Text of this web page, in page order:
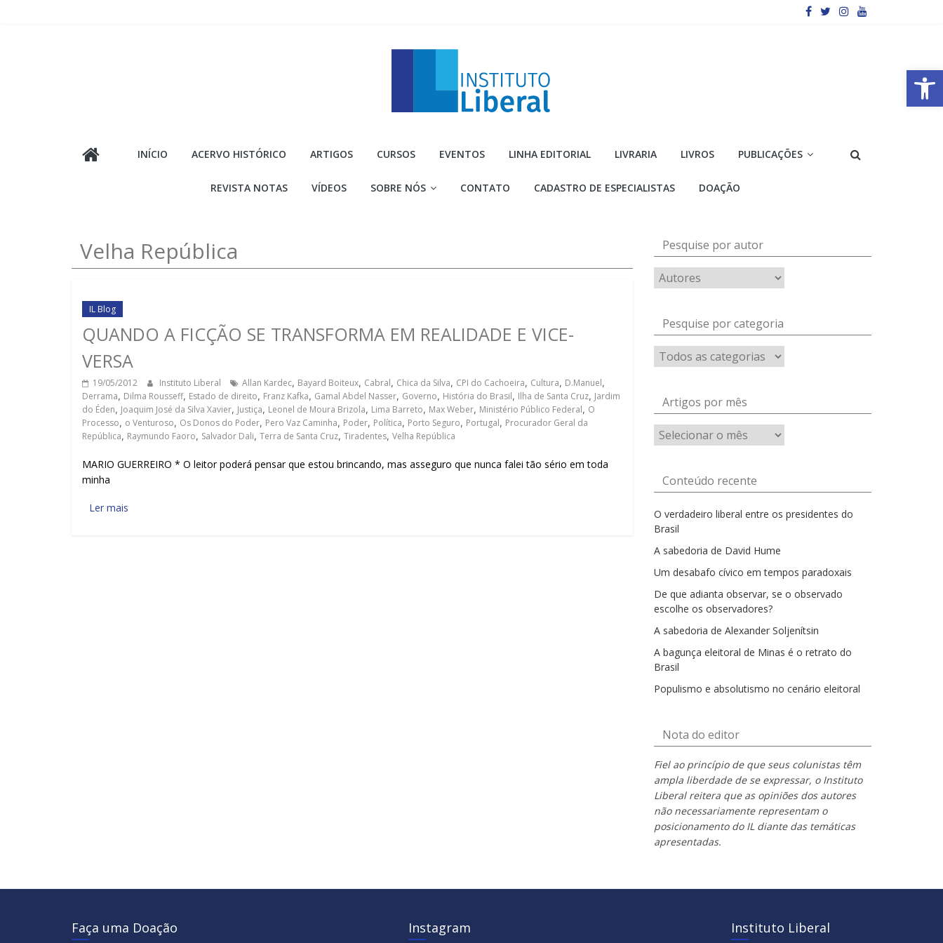
Barra de Ferramentas Aberta
Liberal
mais
INÍCIO ACERVO HISTÓRICO ARTIGOS CURSOS EVENTOS LINHA EDITORIAL LIVRARIA LIVROS PUBLICAÇÕES
REVISTA NOTAS VÍDEOS SOBRE NÓS CONTATO CADASTRO DE ESPECIALISTAS DOAÇÃO
Velha República
IL Blog
QUANDO A FICÇÃO SE TRANSFORMA EM REALIDADE E VICE-
VERSA
19/05/2012 Instituto Liberal Allan Kardec, Bayard Boiteux, Cabral, Chica da Silva, CPI do Cachoeira, Cultura, D.Manuel,
Derrama, Dilma Rousseff, Estado de direito, Franz Kafka, Gamal Abdel Nasser, Governo, História do Brasil, Ilha de Santa Cruz, Jardim
do Éden, Joaquim José da Silva Xavier, Justiça, Leonel de Moura Brizola, Lima Barreto, Max Weber, Ministério Público Federal, O
Processo, o Venturoso, Os Donos do Poder, Pero Vaz Caminha, Poder, Política, Porto Seguro, Portugal, Procurador Geral da
República, Raymundo Faoro, Salvador Dali, Terra de Santa Cruz, Tiradentes, Velha República
MARIO GUERREIRO * O leitor poderá pensar que estou brincando, mas asseguro que nunca falei tão sério em toda
minha
Ler mais
Pesquise por autor
Pesquise por categoria
Artigos por mês
Artigos
por
Conteúdo recente
O verdadeiro liberal entre os presidentes do
Brasil
A sabedoria de David Hume
Um desabafo cívico em tempos paradoxais
De que adianta observar, se o observado
escolhe os observadores?
A sabedoria de Alexander Soljenítsin
A bagunça eleitoral de Minas é o retrato do
Brasil
Populismo e absolutismo no cenário eleitoral
Nota do editor
Fiel ao princípio de que seus colunistas têm
ampla liberdade de se expressar, o Instituto
Liberal reitera que as opiniões dos autores
não necessariamente representam o
posicionamento do IL diante das temáticas
apresentadas.
Faça uma Doação Instagram Instituto Liberal